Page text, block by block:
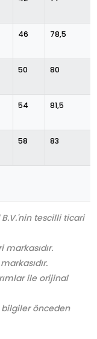
46 78,5
50 80
54 81,5
58 83
tescilli ticari
markasıdır.
ile orijinal
önceden